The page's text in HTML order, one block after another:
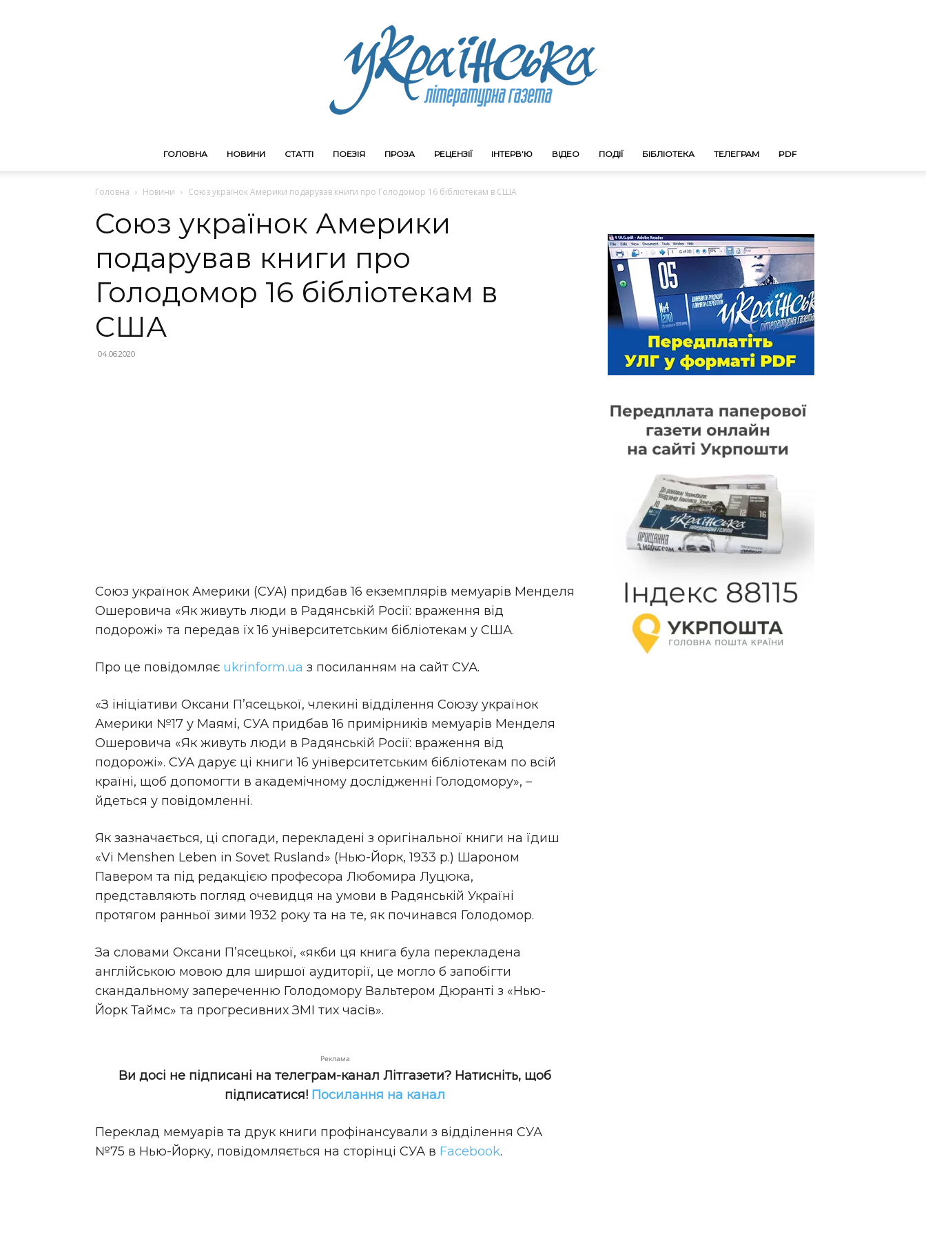
ГОЛОВНА НОВИНИ СТАТТІ ПОЕЗІЯ ПРОЗА РЕЦЕНЗІЇ ІНТЕРВ’Ю ВІДЕО ПОДІЇ БІБЛІОТЕКА ТЕЛЕГРАМ PDF
Головна Новини Союз українок Америки подарував книги про Голодомор 16 бібліотекам в США
Союз українок Америки
подарував книги про
Голодомор 16 бібліотекам в
США
04.06.2020
Союз українок Америки (СУА) придбав 16 екземплярів мемуарів Менделя
Ошеровича «Як живуть люди в Радянській Росії: враження від
подорожі» та передав їх 16 університетським бібліотекам у США.
Про це повідомляє ukrinform.ua з посиланням на сайт СУА.
«З ініціативи Оксани П’ясецької, члекині відділення Союзу українок
Америки №17 у Маямі, СУА придбав 16 примірників мемуарів Менделя
Ошеровича «Як живуть люди в Радянській Росії: враження від
подорожі». СУА дарує ці книги 16 університетським бібліотекам по всій
країні, щоб допомогти в академічному дослідженні Голодомору», –
йдеться у повідомленні.
Як зазначається, ці спогади, перекладені з оригінальної книги на їдиш
«Vi Menshen Leben in Sovet Rusland» (Нью-Йорк, 1933 р.) Шароном
Павером та під редакцією професора Любомира Луцюка,
представляють погляд очевидця на умови в Радянській Україні
протягом ранньої зими 1932 року та на те, як починався Голодомор.
За словами Оксани П’ясецької, «якби ця книга була перекладена
англійською мовою для ширшої аудиторії, це могло б запобігти
скандальному запереченню Голодомору Вальтером Дюранті з «Нью-
Йорк Таймс» та прогресивних ЗМІ тих часів».
Реклама
Ви досі не підписані на телеграм-канал Літгазети? Натисніть, щоб
підписатися! Посилання на канал
Переклад мемуарів та друк книги профінансували з відділення СУА
№75 в Нью-Йорку, повідомляється на сторінці СУА в Facebook.